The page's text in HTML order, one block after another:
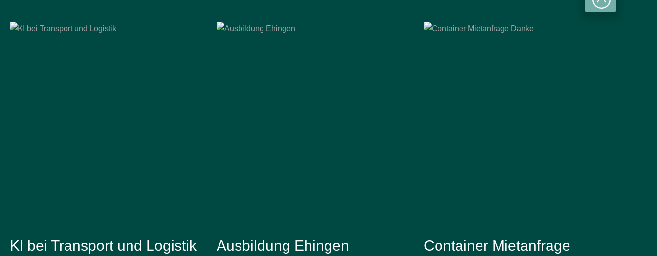
KI bei Transport und Logistik Ausbildung Ehingen
Container Mietanfrage